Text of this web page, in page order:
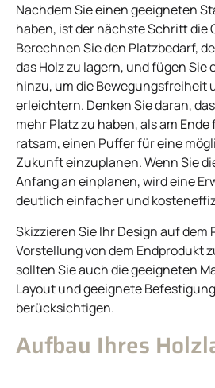
Nachdem Sie einen geeigneten
haben, ist der nächste Schritt die
Berechnen Sie den Platzbedarf,
das Holz zu lagern, und fügen Sie
hinzu, um die Bewegungsfreiheit
erleichtern. Denken Sie daran,
mehr Platz zu haben, als am
ratsam, einen Puffer für eine
Zukunft einzuplanen. Wenn Sie
Anfang an einplanen, wird eine
deutlich einfacher und
Skizzieren Sie Ihr Design auf dem
Vorstellung von dem Endprodukt
sollten Sie auch die geeigneten
Layout und geeignete
berücksichtigen.
Aufbau Ihres